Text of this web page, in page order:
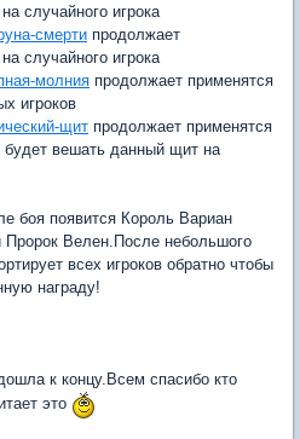
случайного игрока
смерти продолжает
случайного игрока
молния продолжает применятся
игроков
щит продолжает применятся
будет вешать данный щит на
боя появится Король Вариан
Велен.После небольшого
всех игроков обратно чтобы
награду!
к концу.Всем спасибо кто
это